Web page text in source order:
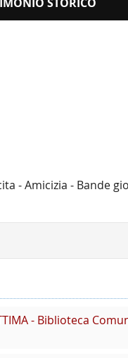
- Amicizia - Bande
- Biblioteca